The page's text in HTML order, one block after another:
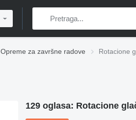
Opreme za završne radove Rotacione
129 oglasa: Rotacione